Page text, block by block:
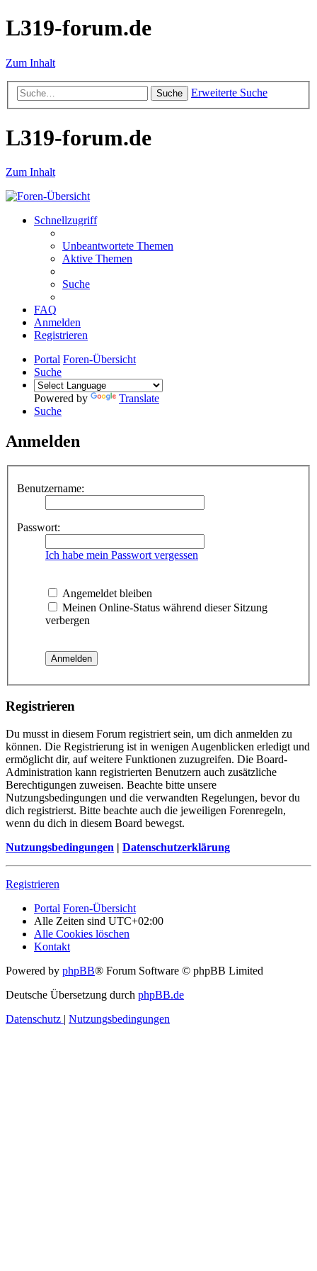
L319-forum.de
Zum Inhalt
Suche Erweiterte Suche
L319-forum.de
Zum Inhalt
Schnellzugriff
Unbeantwortete Themen
Aktive Themen
Suche
FAQ
Anmelden
Registrieren
Portal Foren-Übersicht
Suche
Powered by
Translate
Suche
Anmelden
Benutzername:
Passwort:
Ich habe mein Passwort vergessen
Angemeldet bleiben
Meinen Online-Status während dieser Sitzung
verbergen
Registrieren
Du musst in diesem Forum registriert sein, um dich anmelden zu
können. Die Registrierung ist in wenigen Augenblicken erledigt und
ermöglicht dir, auf weitere Funktionen zuzugreifen. Die Board-
Administration kann registrierten Benutzern auch zusätzliche
Berechtigungen zuweisen. Beachte bitte unsere
Nutzungsbedingungen und die verwandten Regelungen, bevor du
dich registrierst. Bitte beachte auch die jeweiligen Forenregeln,
wenn du dich in diesem Board bewegst.
Nutzungsbedingungen | Datenschutzerklärung
Registrieren
Portal Foren-Übersicht
Alle Zeiten sind UTC+02:00
Alle Cookies löschen
Kontakt
Powered by phpBB® Forum Software © phpBB Limited
Deutsche Übersetzung durch phpBB.de
Datenschutz | Nutzungsbedingungen